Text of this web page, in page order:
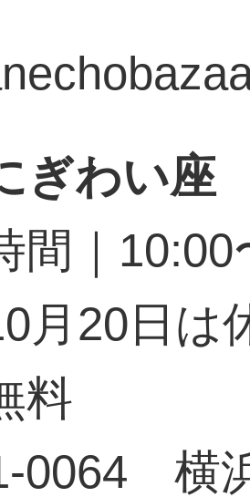
ぎわい座
間｜
月20日は
料
0064 横